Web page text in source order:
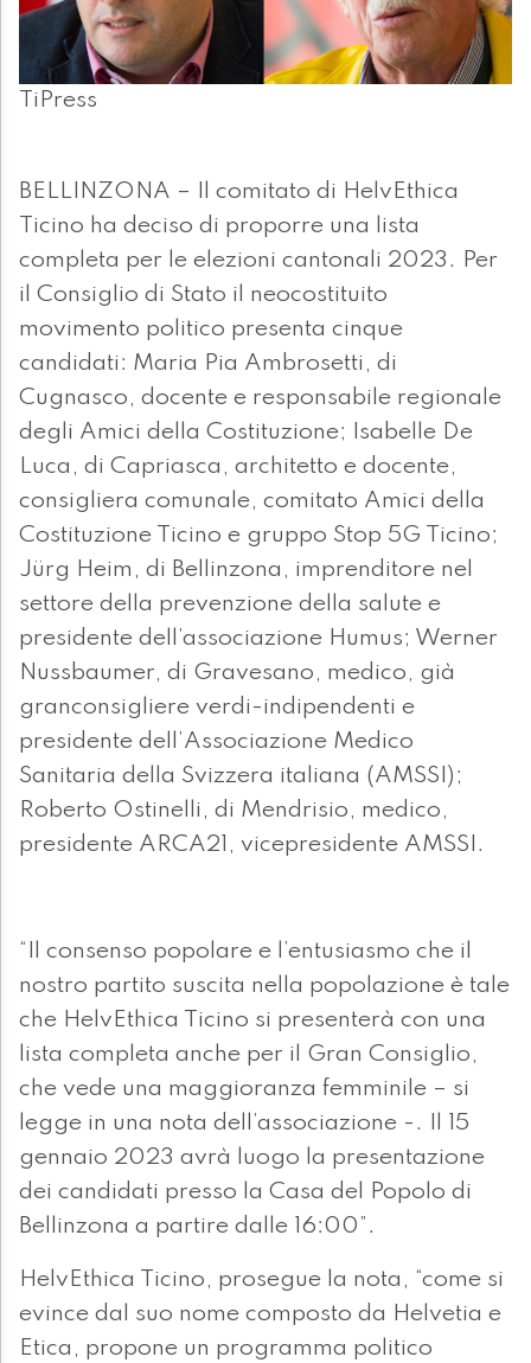
TiPress
BELLINZONA – Il comitato di HelvEthica
Ticino ha deciso di proporre una lista
completa per le elezioni cantonali 2023. Per
il Consiglio di Stato il neocostituito
movimento politico presenta cinque
candidati: Maria Pia Ambrosetti, di
Cugnasco, docente e responsabile regionale
degli Amici della Costituzione; Isabelle De
Luca, di Capriasca, architetto e docente,
consigliera comunale, comitato Amici della
Costituzione Ticino e gruppo Stop 5G Ticino;
Jürg Heim, di Bellinzona, imprenditore nel
settore della prevenzione della salute e
presidente dell’associazione Humus; Werner
Nussbaumer, di Gravesano, medico, già
granconsigliere verdi-indipendenti e
presidente dell’Associazione Medico
Sanitaria della Svizzera italiana (AMSSI);
Roberto Ostinelli, di Mendrisio, medico,
presidente ARCA21, vicepresidente AMSSI.
“Il consenso popolare e l’entusiasmo che il
nostro partito suscita nella popolazione è tale
che HelvEthica Ticino si presenterà con una
lista completa anche per il Gran Consiglio,
che vede una maggioranza femminile – si
legge in una nota dell’associazione -. Il 15
gennaio 2023 avrà luogo la presentazione
dei candidati presso la Casa del Popolo di
Bellinzona a partire dalle 16:00”.
HelvEthica Ticino, prosegue la nota, “come si
evince dal suo nome composto da Helvetia e
Etica, propone un programma politico